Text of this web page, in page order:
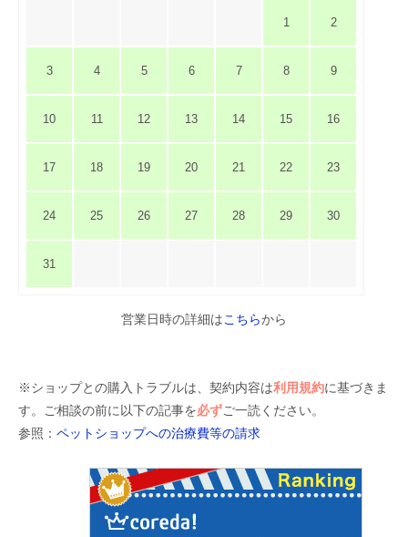
1 2
3 4 5 6 7 8 9
10 11 12 13 14 15 16
17 18 19 20 21 22 23
24 25 26 27 28 29 30
31
営業日時の詳細はこちらから
※ショップとの購入トラブルは、契約内容は利用規約に基づきま
す。ご相談の前に以下の記事を必ずご一読ください。
参照： ペットショップへの治療費等の請求